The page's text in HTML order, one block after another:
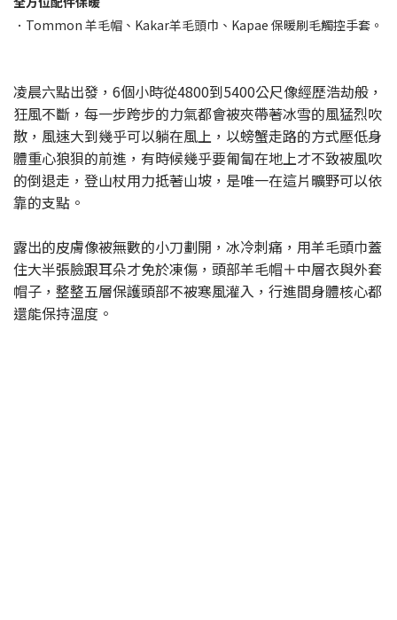
．Tommon 羊毛帽、Kakar羊毛頭巾、Kapae 保暖刷毛觸控手套。
凌晨六點出發，6個小時從4800到5400公尺像經歷浩劫般，
狂風不斷，每一步跨步的力氣都會被夾帶著冰雪的風猛烈吹
散，風速大到幾乎可以躺在風上，以螃蟹走路的方式壓低身
體重心狼狽的前進，有時候幾乎要匍匐在地上才不致被風吹
的倒退走，登山杖用力抵著山坡，是唯一在這片曠野可以依
靠的支點。
露出的皮膚像被無數的小刀劃開，冰冷刺痛，用羊毛頭巾蓋
住大半張臉跟耳朵才免於凍傷，頭部羊毛帽＋中層衣與外套
帽子，整整五層保護頭部不被寒風灌入，行進間身體核心都
還能保持溫度。